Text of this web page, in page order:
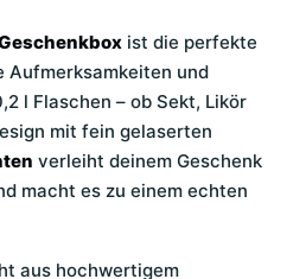
ist die perfekte
Aufmerksamkeiten und
l Flaschen – ob Sekt, Likör
mit fein gelaserten
verleiht deinem Geschenk
macht es zu einem echten
aus hochwertigem